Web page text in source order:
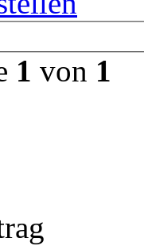
1 von 1